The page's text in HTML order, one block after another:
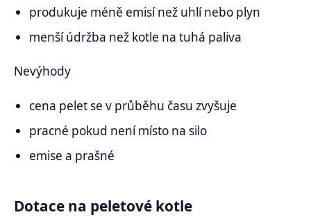
produkuje méně emisí než uhlí nebo plyn
menší údržba než kotle na tuhá paliva
Nevýhody
cena pelet se v průběhu času zvyšuje
pracné pokud není místo na silo
emise a prašné
Dotace na peletové kotle